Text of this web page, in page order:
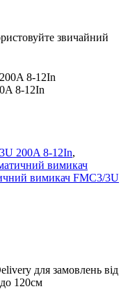
звичайний
8-12In
200A 8-12In,
вимикач
вимикач FMC3/3U
для замовлень від
120см